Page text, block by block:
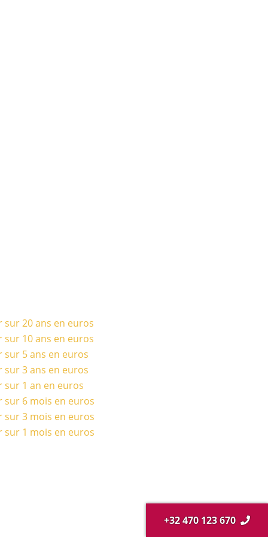
sur 20 ans en euros
sur 10 ans en euros
sur 5 ans en euros
sur 3 ans en euros
sur 1 an en euros
sur 6 mois en euros
sur 3 mois en euros
sur 1 mois en euros
+32 470 123 670